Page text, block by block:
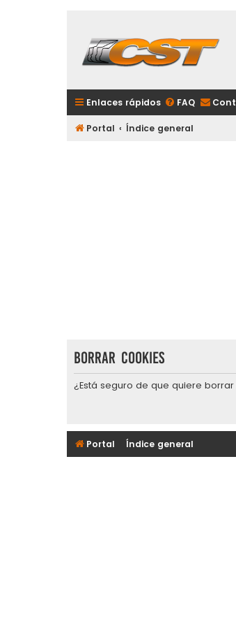
Enlaces rápidos FAQ
Portal Índice general
Borrar cookies
¿Está seguro de que quiere
Portal Índice general